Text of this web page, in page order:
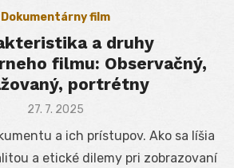
Dokumentárny film
a druhy
filmu: Observačný,
portrétny
Posted
27. 7. 2025
a ich prístupov. Ako sa líšia
a etické dilemy pri zobrazovaní